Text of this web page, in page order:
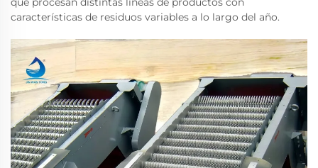
características de residuos variables a lo largo del año.